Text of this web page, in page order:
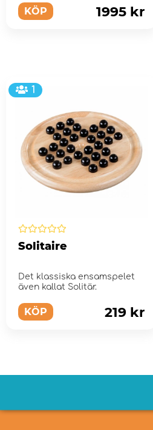
KÖP 1995 kr
1
Solitaire
Det klassiska ensamspelet
även kallat Solitär.
KÖP 219 kr